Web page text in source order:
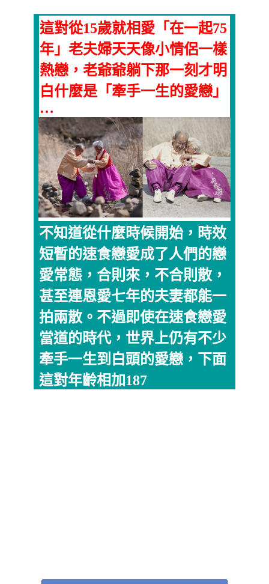
這對從15歲就相愛「在一起75
年」老夫婦天天像小情侶一樣
熱戀，老爺爺躺下那一刻才明
白什麼是「牽手一生的愛戀」
…
不知道從什麼時候開始，時效
短暫的速食戀愛成了人們的戀
愛常態，合則來，不合則散，
甚至連恩愛七年的夫妻都能一
拍兩散。不過即使在速食戀愛
當道的時代，世界上仍有不少
牽手一生到白頭的愛戀，下面
這對年齡相加187